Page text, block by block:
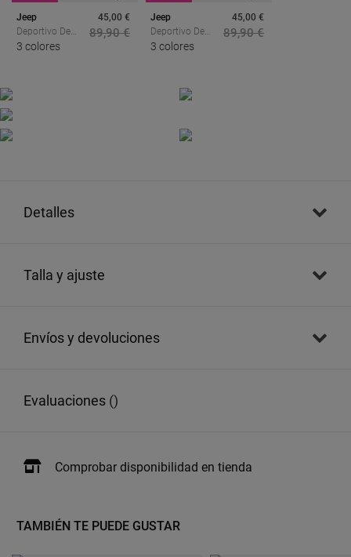
Jeep
Deportivo De
Hombre Kaki
3 colores
45,00 €
89,90 €
Jeep
Deportivo De
Hombre Gris
3 colores
45,00 €
89,90 €
detalles
talla y ajuste
envíos y devoluciones
evaluaciones ()
Comprobar disponibilidad en tienda
TAMBIÉN TE PUEDE GUSTAR